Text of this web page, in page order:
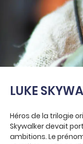
LUKE
Héros de la trilogie
Skywalker devait
ambitions. Le